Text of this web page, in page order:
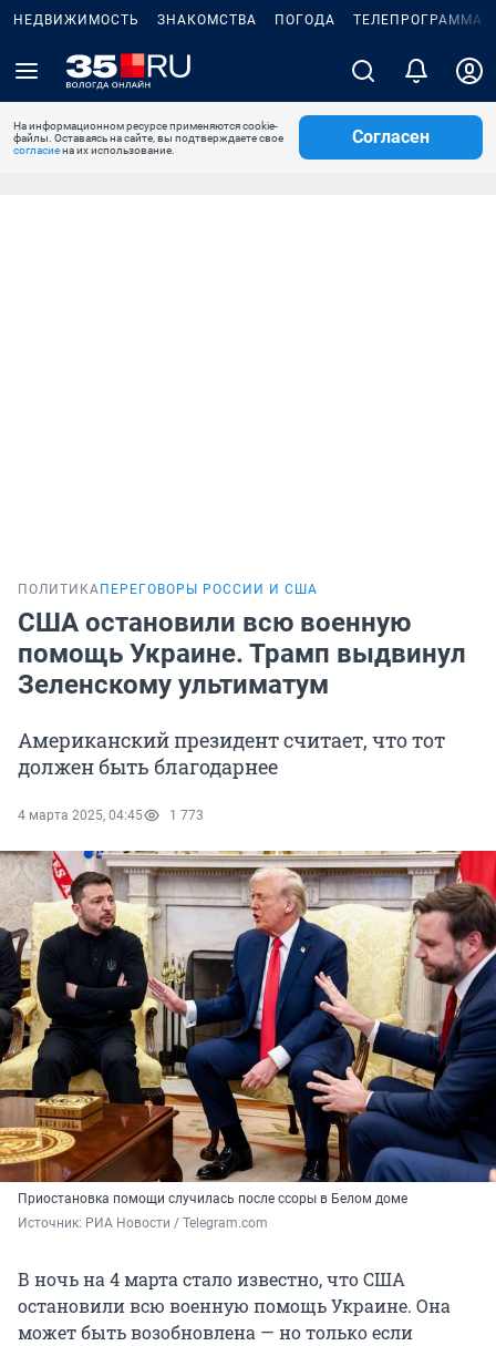
НЕДВИЖИМОСТЬ ЗНАКОМСТВА ПОГОДА ТЕЛЕПРОГРАММА
На информационном ресурсе применяются cookie-
файлы. Оставаясь на сайте, вы подтверждаете свое
согласиена их использование.
Согласен
ПОЛИТИКА ПЕРЕГОВОРЫ РОССИИ И США
США остановили всю военную
помощь Украине. Трамп выдвинул
Зеленскому ультиматум
Американский президент считает, что тот
должен быть благодарнее
4 марта 2025, 04:45 1 773
Приостановка помощи случилась после ссоры в Белом доме
Источник: РИА Новости / Telegram.com
В ночь на 4 марта стало известно, что США
остановили всю военную помощь Украине. Она
может быть возобновлена — но только если